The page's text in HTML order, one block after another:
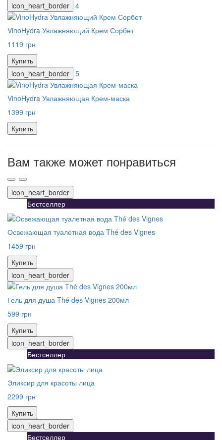
icon_heart_border 4
VinoHydra Увлажняющий Крем Сорбет
1119 грн
Купить
icon_heart_border 5
VinoHydra Увлажняющая Крем-маска
1399 грн
Купить
Вам также может понравиться
icon_heart_border
Бестселлер
Освежающая туалетная вода Thé des Vignes
1459 грн
Купить
icon_heart_border
Гель для душа Thé des Vignes 200мл
599 грн
Купить
icon_heart_border
Бестселлер
Эликсир для красоты лица
2299 грн
Купить
icon_heart_border
Бестселлер